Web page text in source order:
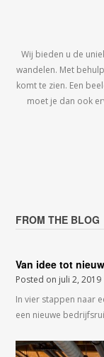
Wij bieden u de
wandelen. Met
komt te zien. Een
moet je dan ook
FROM THE BLOG
Van idee tot
Posted on juli 2, 2019
In vier stappen naar
een nieuwe